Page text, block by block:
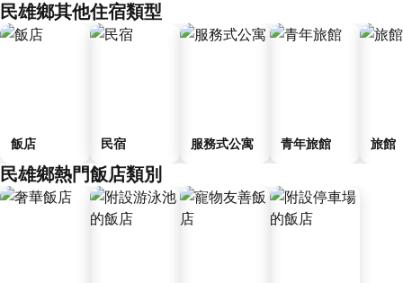
民雄鄉其他住宿類型
飯店 民宿 服務式公寓 青年旅館 旅館
民雄鄉熱門飯店類別